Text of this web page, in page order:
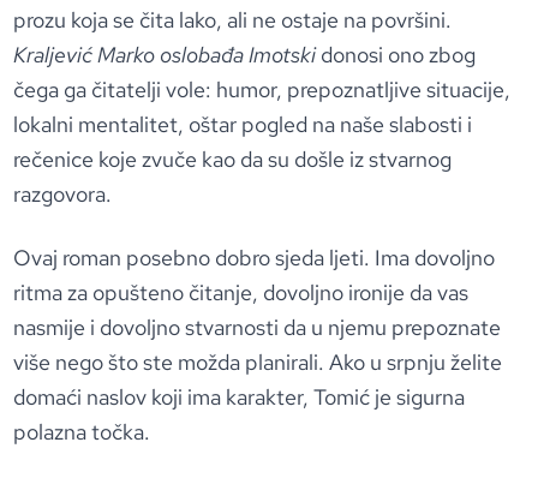
prozu koja se čita lako, ali ne ostaje na površini.
Kraljević Marko oslobađa Imotskidonosi ono zbog
čega ga čitatelji vole: humor, prepoznatljive situacije,
lokalni mentalitet, oštar pogled na naše slabosti i
rečenice koje zvuče kao da su došle iz stvarnog
razgovora.
Ovaj roman posebno dobro sjeda ljeti. Ima dovoljno
ritma za opušteno čitanje, dovoljno ironije da vas
nasmije i dovoljno stvarnosti da u njemu prepoznate
više nego što ste možda planirali. Ako u srpnju želite
domaći naslov koji ima karakter, Tomić je sigurna
polazna točka.